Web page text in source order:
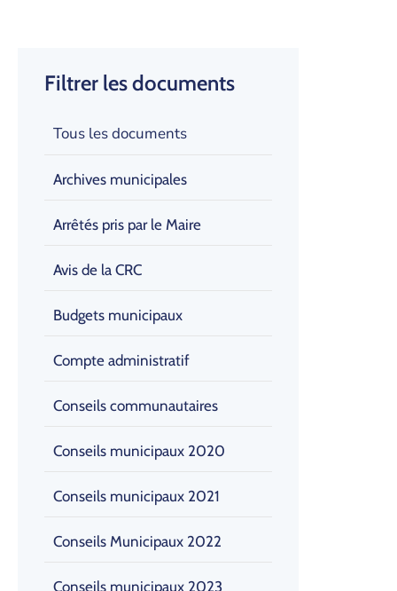
Filtrer les documents
Tous les documents
Archives municipales
Arrêtés pris par le Maire
Avis de la CRC
Budgets municipaux
Compte administratif
Conseils communautaires
Conseils municipaux 2020
Conseils municipaux 2021
Conseils Municipaux 2022
Conseils municipaux 2023